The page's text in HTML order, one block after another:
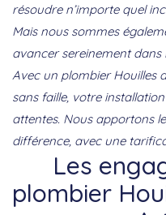
résoudre n’importe quel
Mais nous sommes
avancer sereinement dans
Avec un plombier Houilles
sans faille, votre
attentes. Nous apportons
différence, avec une
Les
plombier